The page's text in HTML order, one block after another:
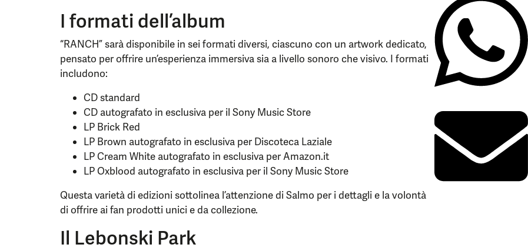
I formati dell’album
“RANCH” sarà disponibile in sei formati diversi, ciascuno con un artwork dedicato,
pensato per offrire un’esperienza immersiva sia a livello sonoro che visivo. I formati
includono:
CD standard
CD autografato in esclusiva per il Sony Music Store
LP Brick Red
LP Brown autografato in esclusiva per Discoteca Laziale
LP Cream White autografato in esclusiva per Amazon.it
LP Oxblood autografato in esclusiva per il Sony Music Store
Questa varietà di edizioni sottolinea l’attenzione di Salmo per i dettagli e la volontà
di offrire ai fan prodotti unici e da collezione.
Il Lebonski Park